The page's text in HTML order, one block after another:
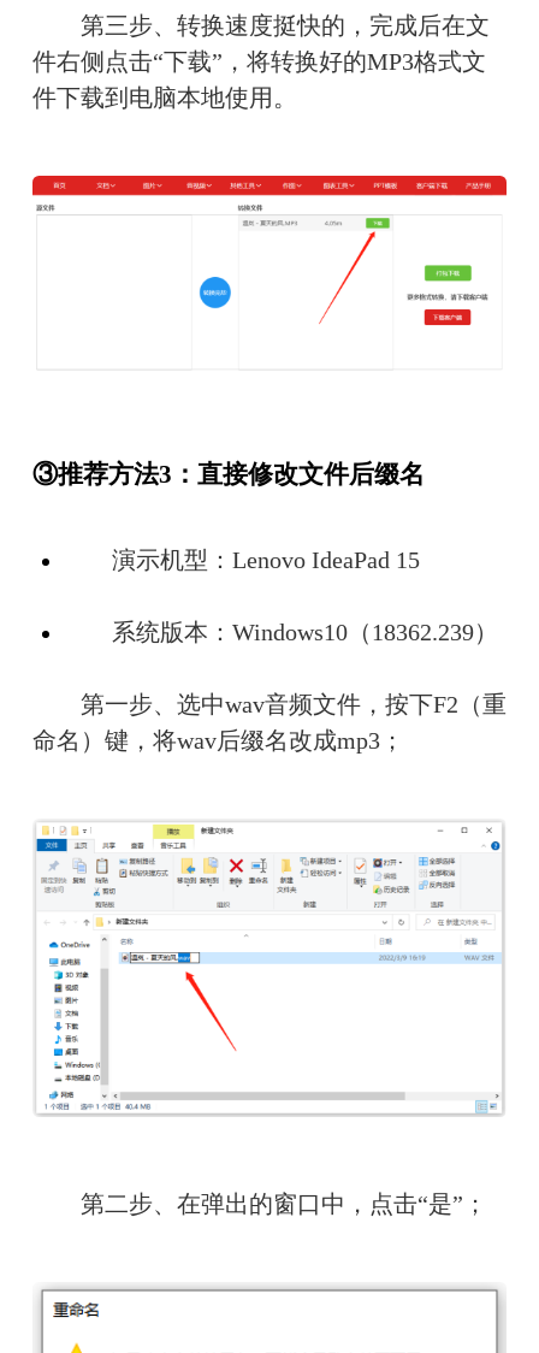
第三步、转换速度挺快的，完成后在文
件右侧点击“下载”，将转换好的MP3格式文
件下载到电脑本地使用。
③推荐方法3：直接修改文件后缀名
演示机型：Lenovo IdeaPad 15
系统版本：Windows10（18362.239）
第一步、选中wav音频文件，按下F2（重
命名）键，将wav后缀名改成mp3；
第二步、在弹出的窗口中，点击“是”；